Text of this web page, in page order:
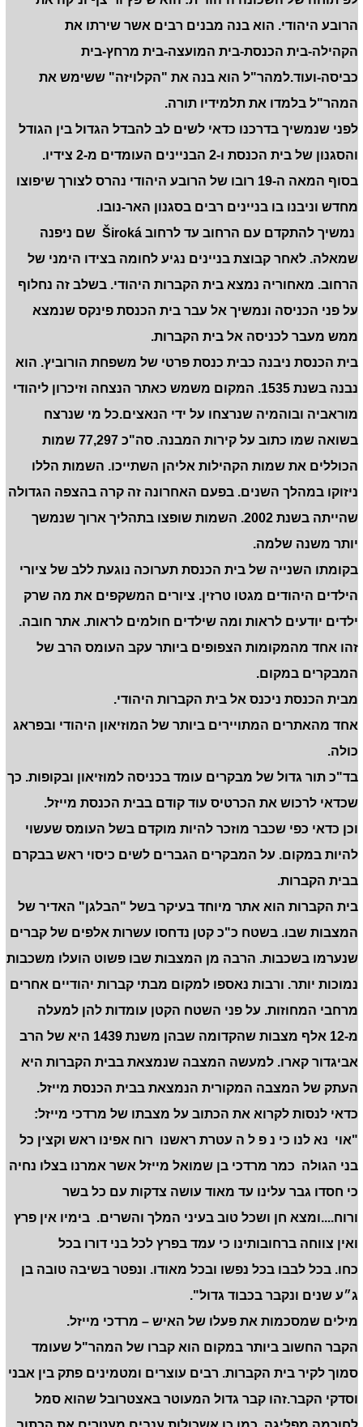
הרובע היהודי. הוא בנה מבנים רבים אשר שירתו את
הקהילה-בית הכנסת-בית המועצה-בית מרחץ-בית
כביסה-ועוד.למהר"ל הוא בנה את "הקלויזה" ששימש את
המהר"ל בלמדו את תלמידיו תורה.
לפני שנמשיך בדרכנו כדאי לשים לב להבדל הגדול בין הגודל
והסגנון של בית הכנסת ו-2 הבניינים העומדים מ-2 צידיו.
בסוף המאה ה-19 רובו של הרובע היהודי נהרס לצורך שיפוצו
מחדש וניבנו בו בניינים רבים בסגנון האר-נובו.
נמשיך להתקדם עם הרחוב עד לרחובŠiroká שם ניפנה
שמאלה. לאחר קבוצת בניינים נגיע לחומה בצידו הימני של
הרחוב. מאחוריה נמצא בית הקברות היהודי. בשלב זה נחלוף
על פני הכניסה ונמשיך אל עבר בית הכנסת פינקס שנמצא
ממש מעבר לכניסה אל בית הקברות.
בית הכנסת ניבנה כבית כנסת פרטי של משפחת הורוביץ. הוא
נבנה בשנת 1535. המקום משמש כאתר הנצחה וזיכרון ליהודי
מוראביה ובוהמיה שנרצחו על ידי הנאצים.כל מי שנרצח
בשואה שמו כתוב על קירות המבנה. סה"כ 77,297 שמות
הכוללים את שמות הקהילות אליהן השתייכו. השמות הללו
ניזוקו במהלך השנים. בפעם האחרונה זה קרה בהצפה הגדולה
שהייתה בשנת 2002. השמות שופצו בתהליך ארוך שנמשך
יותר משנה שלמה.
בקומתו השנייה של בית הכנסת תערוכה נוגעת ללב של ציורי
הילדים היהודים מגטו טרזין. ציורים המשקפים את מה שרק
ילדים יודעים לראות ומה שילדים חולמים לראות. אתר חובה.
זהו אחד מהמקומות הצפופים ביותר עקב העומס הרב של
המבקרים במקום.
מבית הכנסת ניכנס אל בית הקברות היהודי.
אחד מהאתרים המתויירים ביותר של המוזיאון היהודי ובפראג
כולה.
בד"כ תור גדול של מבקרים עומד בכניסה למוזיאון ובקופות. כך
שכדאי לרכוש את הכרטיס עוד קודם בבית הכנסת מייזל.
וכן כדאי כפי שכבר מוזכר להיות מוקדם בשל העומס שעשוי
להיות במקום. על המבקרים הגברים לשים כיסוי ראש בבקרם
בבית הקברות.
בית הקברות הוא אתר מיוחד בעיקר בשל "הבלגן" האדיר של
המצבות שבו. בשטח כ"כ קטן נדחסו עשרות אלפים של קברים
שנערמו בשכבות. הרבה מן המצבות שבו פשוט הועלו משכבות
נמוכות יותר. ורבות נאספו למקום מבתי קברות יהודיים אחרים
מרחבי המחוזות. על פני השטח הקטן עומדות להן למעלה
מ-12 אלף מצבות שהקדומה שבהן משנת 1439 היא של הרב
אביגדור קארו. למעשה המצבה שנמצאת בבית הקברות היא
העתק של המצבה המקורית הנמצאת בבית הכנסת מייזל.
כדאי לנסות לקרוא את הכתוב על מצבתו של מרדכי מייזל:
"אוי נא לנו כי נ פ ל ה עטרת ראשנו רוח אפינו ראש וקצין כל
בני הגולה כמר מרדכי בן שמואל מייזל אשר אמרנו בצלו נחיה
כי חסדו גבר עלינו עד מאוד עושה צדקות עם כל בשר
ורוח....ומצא חן ושכל טוב בעיני המלך והשרים. בימיו אין פרץ
ואין צווחה ברחובותינו כי עמד בפרץ לכל בני דורו בכל
כחו. בכל לבבו בכל נפשו ובכל מאודו. ונפטר בשיבה טובה בן
ג״ע שנים ונקבר בכבוד גדול".
מילים שמסכמות את פעלו של האיש – מרדכי מייזל.
הקבר החשוב ביותר במקום הוא קברו של המהר"ל שעומד
סמוך לקיר בית הקברות. רבים עוצרים ומטמינים פתק בין אבני
וסדקי הקבר.זהו קבר גדול המעוטר באצטרובל שהוא סמל